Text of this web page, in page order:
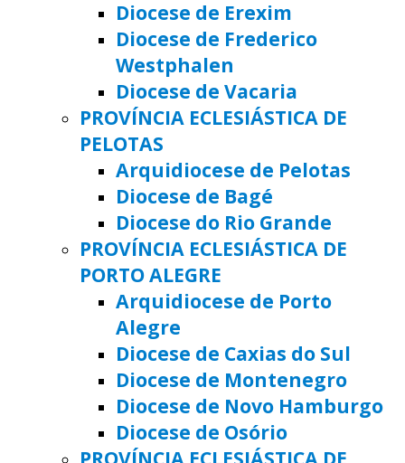
Diocese de Erexim
Diocese de Frederico
Westphalen
Diocese de Vacaria
PROVÍNCIA ECLESIÁSTICA DE
PELOTAS
Arquidiocese de Pelotas
Diocese de Bagé
Diocese do Rio Grande
PROVÍNCIA ECLESIÁSTICA DE
PORTO ALEGRE
Arquidiocese de Porto
Alegre
Diocese de Caxias do Sul
Diocese de Montenegro
Diocese de Novo Hamburgo
Diocese de Osório